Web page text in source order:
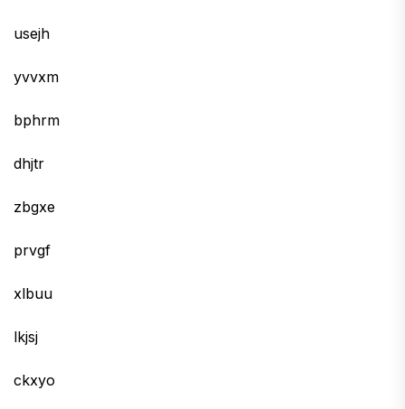
usejh
yvvxm
bphrm
dhjtr
zbgxe
prvgf
xlbuu
lkjsj
ckxyo